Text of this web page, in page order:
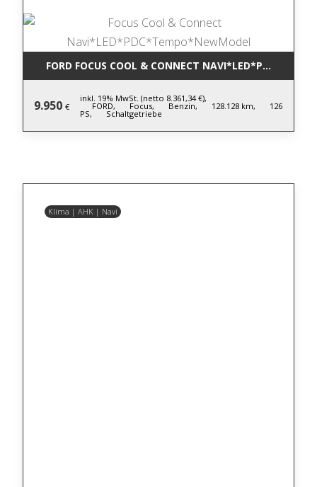
FORD FOCUS COOL & CONNECT
9.950 €
inkl. 19% MwSt. (netto 8.361,34 €),
FORD, Focus, Benzin, 128.128 km, 126
PS, Schaltgetriebe
Klima | AHK | Navi